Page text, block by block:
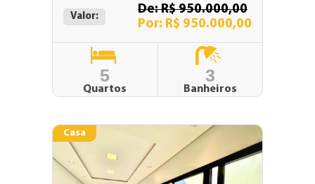
Valor:
De: R$ 950.000,00
Por: R$ 950.000,00
5
Quartos
3
Banheiros
Casa